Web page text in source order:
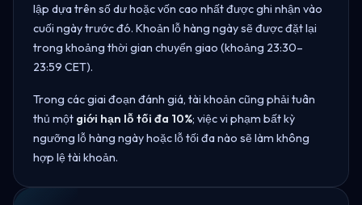
lập dựa trên số dư hoặc vốn cao nhất được ghi nhận vào
cuối ngày trước đó. Khoản lỗ hàng ngày sẽ được đặt lại
trong khoảng thời gian chuyển giao (khoảng 23:30–
23:59 CET).
Trong các giai đoạn đánh giá, tài khoản cũng phải tuân
thủ một giới hạn lỗ tối đa 10%; việc vi phạm bất kỳ
ngưỡng lỗ hàng ngày hoặc lỗ tối đa nào sẽ làm không
hợp lệ tài khoản.